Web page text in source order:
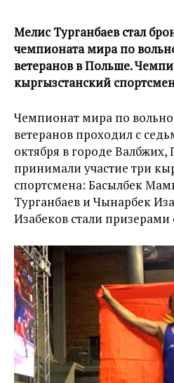
Мелис Турганбаев стал
чемпионата мира по
ветеранов в Польше.
кыргызстанский
Чемпионат мира по
ветеранов проходил с
октября в городе
принимали участие три
спортсмена: Басылбек
Турганбаев и Чынарбек
Изабеков стали